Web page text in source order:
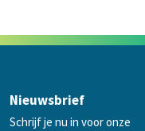
Nieuwsbrief
Schrijf je nu in voor onze